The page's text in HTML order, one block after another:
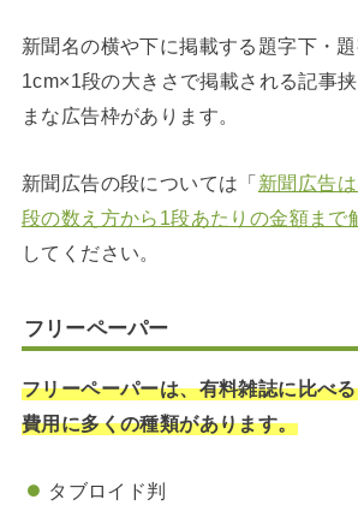
新聞名の横や下に掲載する題字下・題
1cm×1段の大きさで掲載される記事
まな広告枠があります。
新聞広告の段については「新聞広告
段の数え方から1段あたりの金額まで
してください。
フリーペーパー
フリーペーパーは、有料雑誌に比べ
費用に多くの種類があります。
タブロイド判